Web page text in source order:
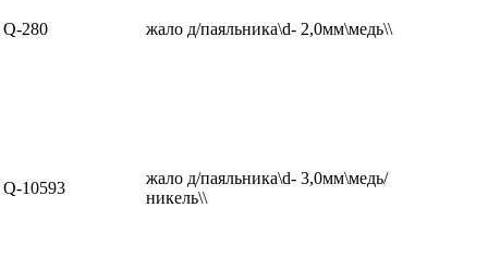
Q-280 жало д/паяльника\d- 2,0мм\медь\\
Q-10593
жало д/паяльника\d- 3,0мм\медь/
никель\\